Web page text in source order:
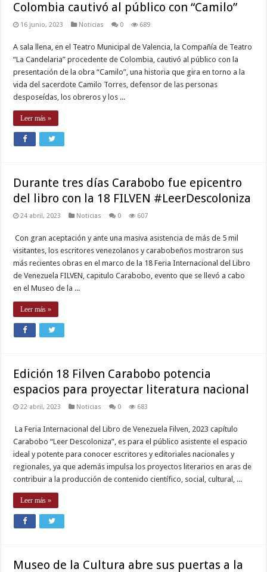
Colombia cautivó al público con “Camilo”
16 junio, 2023 Noticias 0 689
A sala llena, en el Teatro Municipal de Valencia, la Compañía de Teatro
“La Candelaria” procedente de Colombia, cautivó al público con la
presentación de la obra “Camilo”, una historia que gira en torno a la
vida del sacerdote Camilo Torres, defensor de las personas
desposeídas, los obreros y los ...
Leer más »
Durante tres días Carabobo fue epicentro
del libro con la 18 FILVEN #LeerDescoloniza
24 abril, 2023 Noticias 0 607
Con gran aceptación y ante una masiva asistencia de más de 5 mil
visitantes, los escritores venezolanos y carabobeños mostraron sus
más recientes obras en el marco de la 18 Feria Internacional del Libro
de Venezuela FILVEN, capitulo Carabobo, evento que se llevó a cabo
en el Museo de la ...
Leer más »
Edición 18 Filven Carabobo potencia
espacios para proyectar literatura nacional
22 abril, 2023 Noticias 0 683
La Feria Internacional del Libro de Venezuela Filven, 2023 capítulo
Carabobo “Leer Descoloniza”, es para el público asistente el espacio
ideal y potente para conocer escritores y editoriales nacionales y
regionales, ya que además impulsa los proyectos literarios en aras de
contribuir a la producción de contenido científico, social, cultural, ...
Leer más »
Museo de la Cultura abre sus puertas a la